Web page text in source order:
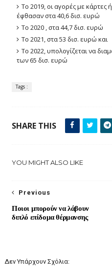
Το 2019, οι αγορές με κάρτες
έφθασαν στα 40,6 δισ. ευρώ
Το 2020 , στα 44,7 δισ. ευρώ
Το 2021, στα 53 δισ. ευρώ και
Το 2022, υπολογίζεται να
των 65 δισ. ευρώ
Tags :
SHARE THIS
YOU MIGHT ALSO LIKE
Previous
Ποιοι μπορούν να λάβουν
διπλό επίδομα θέρμανσης
Δεν Υπάρχουν Σχόλια: